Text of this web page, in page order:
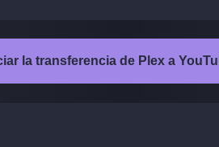
la transferencia de Plex a